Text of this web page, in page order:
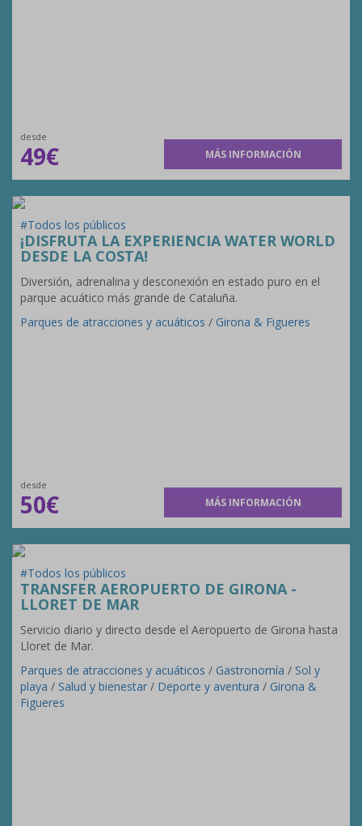
desde
49€ MÁS INFORMACIÓN
#Todos los públicos
¡DISFRUTA LA EXPERIENCIA WATER WORLD
DESDE LA COSTA!
Diversión, adrenalina y desconexión en estado puro en el
parque acuático más grande de Cataluña.
Parques de atracciones y acuáticos / Girona & Figueres
desde
50€ MÁS INFORMACIÓN
#Todos los públicos
TRANSFER AEROPUERTO DE GIRONA -
LLORET DE MAR
Servicio diario y directo desde el Aeropuerto de Girona hasta
Lloret de Mar.
Parques de atracciones y acuáticos / Gastronomía / Sol y
playa / Salud y bienestar / Deporte y aventura / Girona &
Figueres